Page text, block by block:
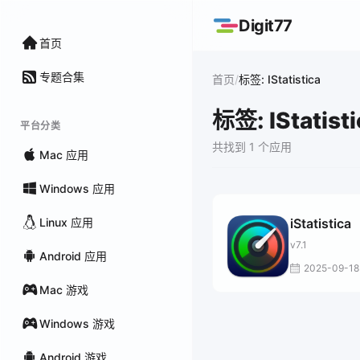
首页
专题合集
平台分类
Mac 应用
Windows 应用
Linux 应用
Android 应用
Mac 游戏
Windows 游戏
Android 游戏
Digit77
首页/标签: IStatistica
标签:
共找到 1 个应用
iStatistica
v7.1
2025-09-18